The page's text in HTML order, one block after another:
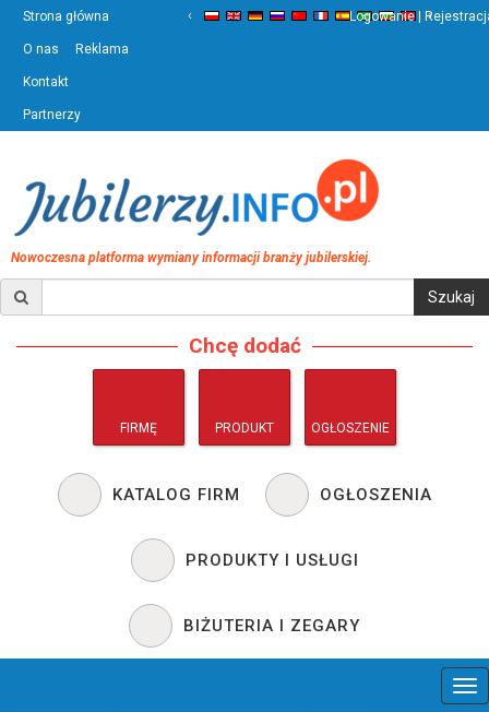
Strona główna
O nas Reklama
Kontakt
Partnerzy
‹ ›
Logowanie |
Nowoczesna platforma wymiany informacji branży jubilerskiej.
Chcę dodać
FIRMĘ PRODUKT OGŁOSZENIE
KATALOG FIRM OGŁOSZENIA
PRODUKTY I USŁUGI
BIŻUTERIA I ZEGARY